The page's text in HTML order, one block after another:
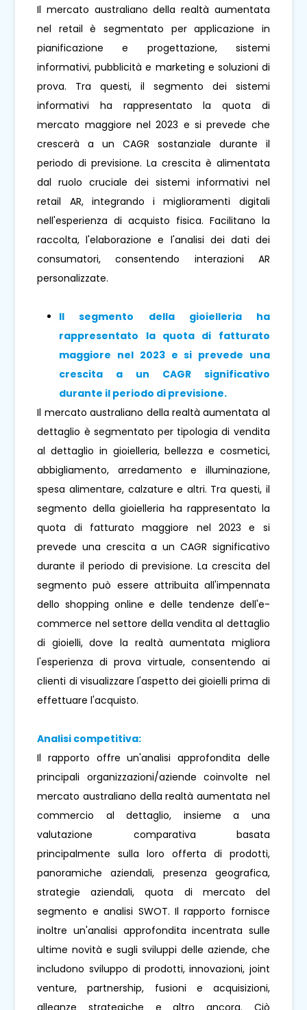
Il mercato australiano della realtà aumentata
nel retail è segmentato per applicazione in
pianificazione e progettazione, sistemi
informativi, pubblicità e marketing e soluzioni di
prova. Tra questi, il segmento dei sistemi
informativi ha rappresentato la quota di
mercato maggiore nel 2023 e si prevede che
crescerà a un CAGR sostanziale durante il
periodo di previsione. La crescita è alimentata
dal ruolo cruciale dei sistemi informativi nel
retail AR, integrando i miglioramenti digitali
nell'esperienza di acquisto fisica. Facilitano la
raccolta, l'elaborazione e l'analisi dei dati dei
consumatori, consentendo interazioni AR
personalizzate.
Il segmento della gioielleria ha
rappresentato la quota di fatturato
maggiore nel 2023 e si prevede una
crescita a un CAGR significativo
durante il periodo di previsione.
Il mercato australiano della realtà aumentata al
dettaglio è segmentato per tipologia di vendita
al dettaglio in gioielleria, bellezza e cosmetici,
abbigliamento, arredamento e illuminazione,
spesa alimentare, calzature e altri. Tra questi, il
segmento della gioielleria ha rappresentato la
quota di fatturato maggiore nel 2023 e si
prevede una crescita a un CAGR significativo
durante il periodo di previsione. La crescita del
segmento può essere attribuita all'impennata
dello shopping online e delle tendenze dell'e-
commerce nel settore della vendita al dettaglio
di gioielli, dove la realtà aumentata migliora
l'esperienza di prova virtuale, consentendo ai
clienti di visualizzare l'aspetto dei gioielli prima di
effettuare l'acquisto.
Analisi competitiva:
Il rapporto offre un'analisi approfondita delle
principali organizzazioni/aziende coinvolte nel
mercato australiano della realtà aumentata nel
commercio al dettaglio, insieme a una
valutazione comparativa basata
principalmente sulla loro offerta di prodotti,
panoramiche aziendali, presenza geografica,
strategie aziendali, quota di mercato del
segmento e analisi SWOT. Il rapporto fornisce
inoltre un'analisi approfondita incentrata sulle
ultime novità e sugli sviluppi delle aziende, che
includono sviluppo di prodotti, innovazioni, joint
venture, partnership, fusioni e acquisizioni,